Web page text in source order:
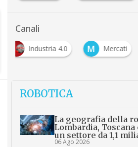
Canali
Industria 4.0 M Mercati
ROBOTICA
La geografia della
Lombardia,
un settore da 1,1
06 Ago 2026